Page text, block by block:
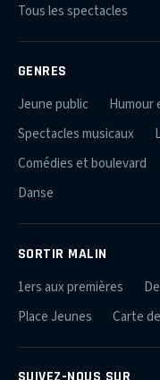
Tous les spectacles
GENRES
Jeune public
Humour
Spectacles musicaux
Comédies et boulevard
Danse
SORTIR MALIN
1ers aux premières
Place Jeunes
Carte